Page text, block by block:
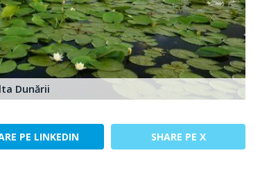
Dunării
PE LINKEDIN SHARE PE X